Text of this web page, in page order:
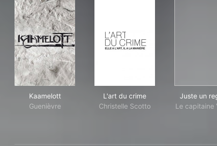
Kaamelott
Guenièvre
L'art du crime
Christelle Scotto
Juste un
Le capitaine